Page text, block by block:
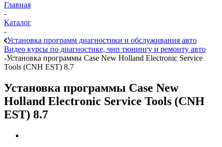
Главная
-
Каталог
-
Установка программ диагностики и обслуживания авто
Видео курсы по диагностике, чип тюнингу и ремонту авто
-Установка программы Case New Holland Electronic Service
Tools (CNH EST) 8.7
Установка программы Case New
Holland Electronic Service Tools (CNH
EST) 8.7